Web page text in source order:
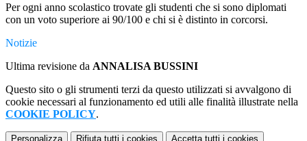
Per ogni anno scolastico trovate gli studenti che si sono diplomati
con un voto superiore ai 90/100 e chi si è distinto in corcorsi.
Notizie
Ultima revisione da ANNALISA BUSSINI
Questo sito o gli strumenti terzi da questo utilizzati si avvalgono di
cookie necessari al funzionamento ed utili alle finalità illustrate nella
COOKIE POLICY.
Personalizza Rifiuta tutti i cookies Accetta tutti i cookies